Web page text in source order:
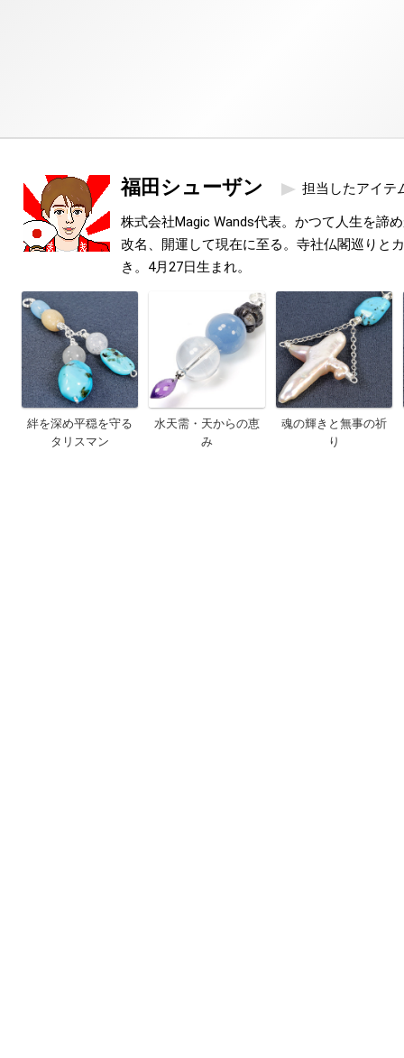
福田シューザン 担当したアイテ
株式会社Magic Wands代表。かつて人生を諦
改名、開運して現在に至る。寺社仏閣巡りと
き。4月27日生まれ。
絆を深め平穏を守る
タリスマン
水天需・天からの恵
み
魂の輝きと無事の祈
り